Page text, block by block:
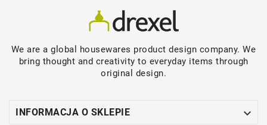
We are a global housewares product design company. We
bring thought and creativity to everyday items through
original design.
INFORMACJA O SKLEPIE 